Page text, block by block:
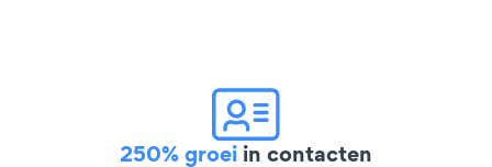
250% groei in contacten